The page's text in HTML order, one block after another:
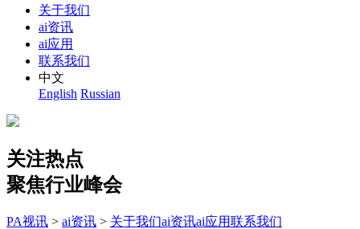
关于我们
ai资讯
ai应用
联系我们
中文
English Russian
关注热点
聚焦行业峰会
PA视讯 > ai资讯 > 关于我们ai资讯ai应用联系我们